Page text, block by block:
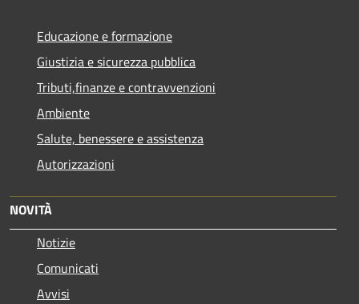
Educazione e formazione
Giustizia e sicurezza pubblica
Tributi,finanze e contravvenzioni
Ambiente
Salute, benessere e assistenza
Autorizzazioni
NOVITÀ
Notizie
Comunicati
Avvisi